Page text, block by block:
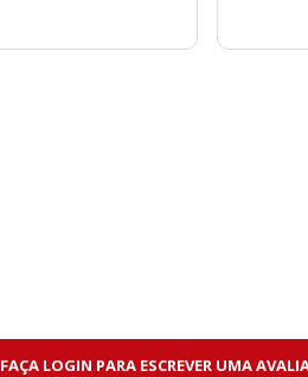
FAÇA LOGIN PARA ESCREVER UMA